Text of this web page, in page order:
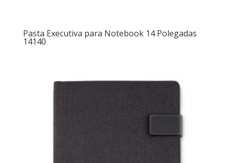
Pasta Executiva para Notebook 14 Polegadas
14140